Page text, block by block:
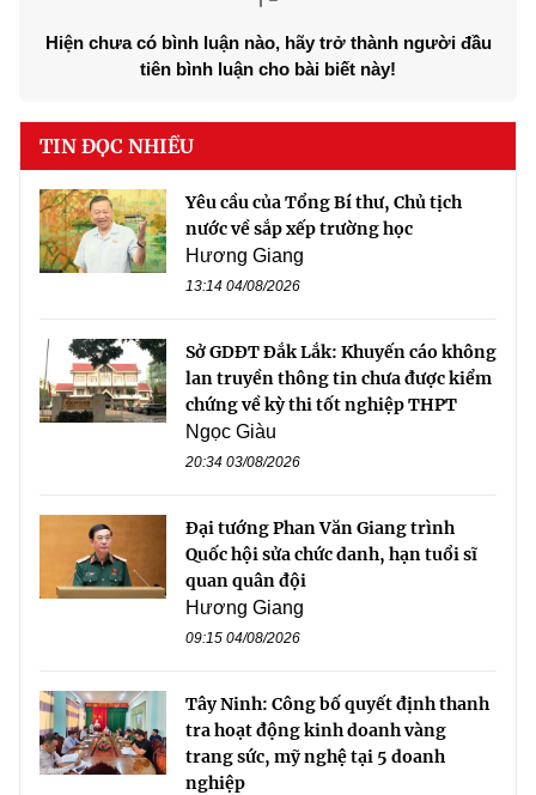
Hiện chưa có bình luận nào, hãy trở thành người đầu
tiên bình luận cho bài biết này!
TIN ĐỌC NHIỀU
Yêu cầu của Tổng Bí thư, Chủ tịch
nước về sắp xếp trường học
Hương Giang
13:14 04/08/2026
Sở GDĐT Đắk Lắk: Khuyến cáo không
lan truyền thông tin chưa được kiểm
chứng về kỳ thi tốt nghiệp THPT
Ngọc Giàu
20:34 03/08/2026
Đại tướng Phan Văn Giang trình
Quốc hội sửa chức danh, hạn tuổi sĩ
quan quân đội
Hương Giang
09:15 04/08/2026
Tây Ninh: Công bố quyết định thanh
tra hoạt động kinh doanh vàng
trang sức, mỹ nghệ tại 5 doanh
nghiệp